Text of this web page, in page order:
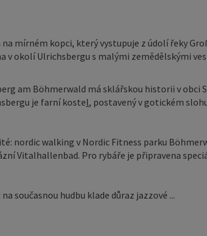
mírném kopci, který vystupuje z údolí řeky
v okolí Ulrichsbergu s malými zemědělskými
am Böhmerwald má sklářskou historii v obci
je farní kostel, postavený v gotickém
nordic walking v Nordic Fitness parku
Vitalhallenbad. Pro rybáře je připravena
současnou hudbu klade důraz jazzové ...